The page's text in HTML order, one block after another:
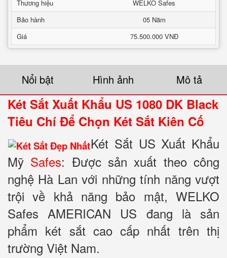
Thương hiệu
WELKO Safes
Bảo hành
05 Năm
Giá
75.500.000 VNĐ
Nổi bật Hình ảnh Mô tả
Két Sắt Xuất Khẩu US 1080 DK Black
Tiêu Chí Để Chọn Két Sắt Kiên Cố
Két Sắt US Xuất Khẩu
Mỹ Safes: Được sản xuất theo công
nghệ Hà Lan với những tính năng vượt
trội về khả năng bảo mật, WELKO
Safes AMERICAN US đang là sản
phẩm két sắt cao cấp nhất trên thị
trường Việt Nam.